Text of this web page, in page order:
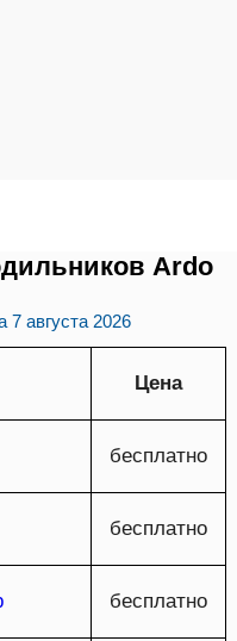
Ardo
7 августа 2026
Цена
бесплатно
бесплатно
бесплатно